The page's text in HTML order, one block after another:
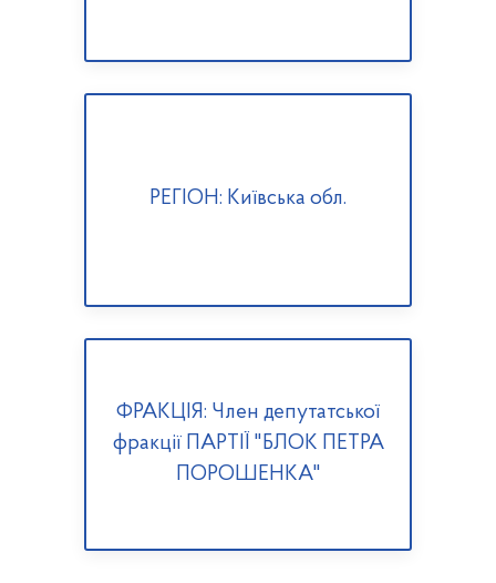
РЕГІОН: Київська обл.
ФРАКЦІЯ: Член депутатської
фракції ПАРТІЇ "БЛОК ПЕТРА
ПОРОШЕНКА"